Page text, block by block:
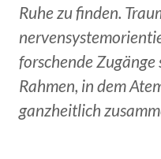
Ruhe zu finden.
forschende
Rahmen, in dem
ganzheitlich